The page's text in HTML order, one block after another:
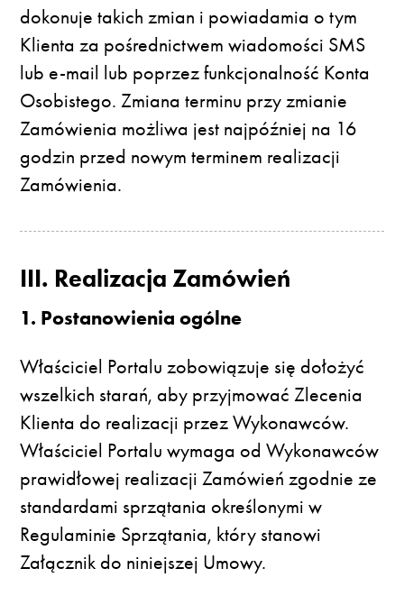
dokonuje takich zmian i powiadamia o tym
Klienta za pośrednictwem wiadomości SMS
lub e-mail lub poprzez funkcjonalność Konta
Osobistego. Zmiana terminu przy zmianie
Zamówienia możliwa jest najpóźniej na 16
godzin przed nowym terminem realizacji
Zamówienia.
III. Realizacja Zamówień
1. Postanowienia ogólne
Właściciel Portalu zobowiązuje się dołożyć
wszelkich starań, aby przyjmować Zlecenia
Klienta do realizacji przez Wykonawców.
Właściciel Portalu wymaga od Wykonawców
prawidłowej realizacji Zamówień zgodnie ze
standardami sprzątania określonymi w
Regulaminie Sprzątania, który stanowi
Załącznik do niniejszej Umowy.